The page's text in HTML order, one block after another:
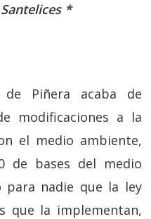
*
de Piñera acaba de
modificaciones a la
el medio ambiente,
de bases del medio
para nadie que la ley
que la implementan,